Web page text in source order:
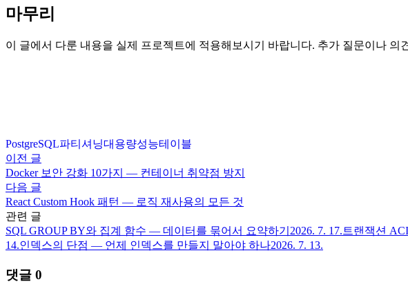
마무리
이 글에서 다룬 내용을 실제 프로젝트에 적용해보시기 바랍니다. 추가 질문이나 의
PostgreSQL파티셔닝대용량성능테이블
이전 글
Docker 보안 강화 10가지 — 컨테이너 취약점 방지
다음 글
React Custom Hook 패턴 — 로직 재사용의 모든 것
관련 글
SQL GROUP BY와 집계 함수 — 데이터를 묶어서 요약하기 2026. 7. 17. 트랜잭션
14.인덱스의 단점 — 언제 인덱스를 만들지 말아야 하나2026. 7. 13.
댓글 0